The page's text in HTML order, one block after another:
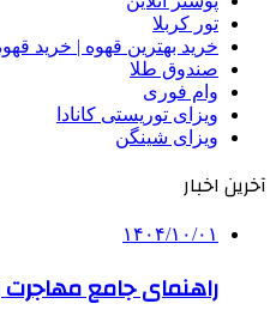
تور کربلا
خرید بهترین قهوه | خرید
صندوق طلا
وام فوری
ویزای توریستی کانادا
ویزای شینگن
آخرین اخبار
۱۴۰۴/۱۰/۰۱
راهنمای جامع مهاجرت